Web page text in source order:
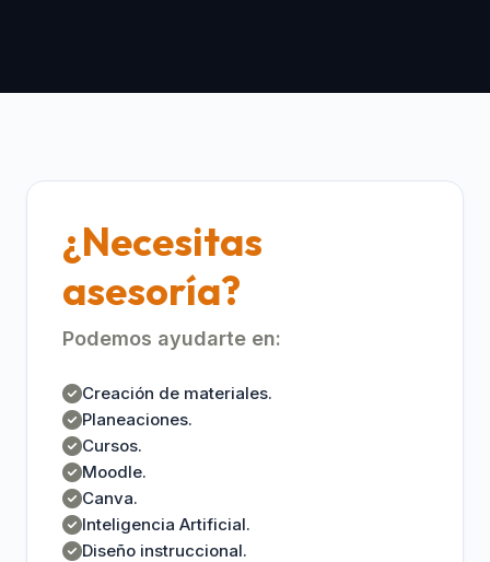
¿Necesitas
asesoría?
Podemos ayudarte en:
Creación de materiales.
Planeaciones.
Cursos.
Moodle.
Canva.
Inteligencia Artificial.
Diseño instruccional.